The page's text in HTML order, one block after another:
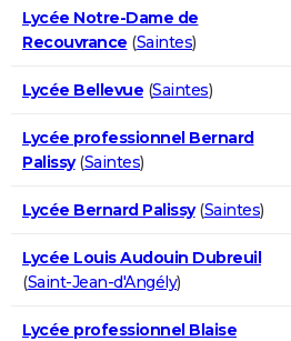
Lycée Notre-Dame de
Recouvrance (Saintes)
Lycée Bellevue (Saintes)
Lycée professionnel Bernard
Palissy(Saintes)
Lycée Bernard Palissy(Saintes)
Lycée Louis Audouin Dubreuil
(Saint-Jean-d'Angély)
Lycée professionnel Blaise